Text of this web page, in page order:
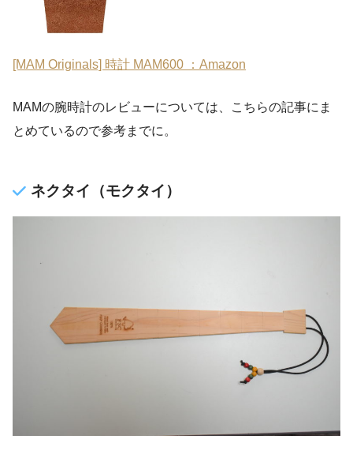
[MAM Originals] 時計 MAM600 ：Amazon
MAMの腕時計のレビューについては、こちらの記事にま
とめているので参考までに。
ネクタイ（モクタイ）